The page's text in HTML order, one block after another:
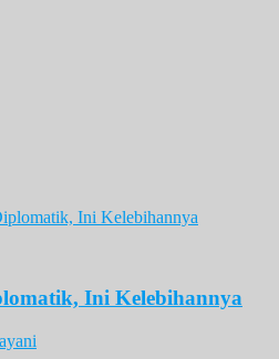
Ini Kelebihannya